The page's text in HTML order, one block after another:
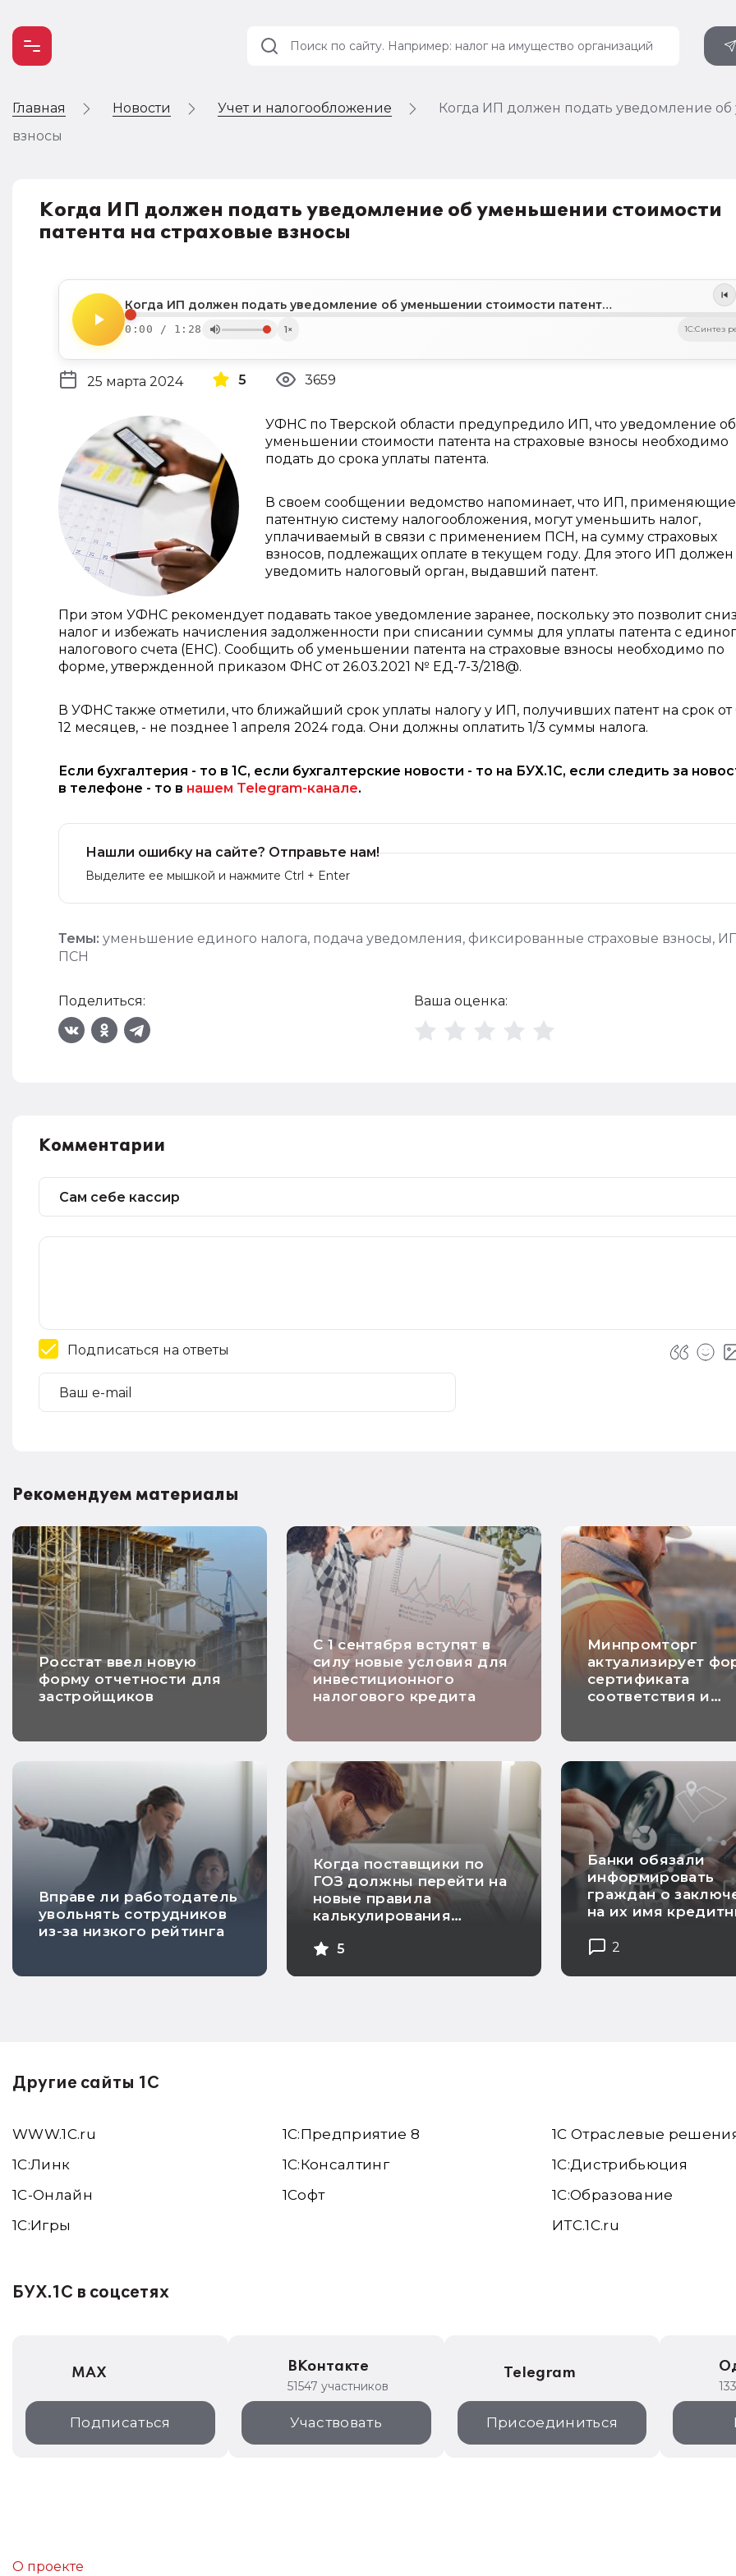
Главная Новости Учет и налогообложение
Когда ИП должен подать уведомление об
взносы
Когда ИП должен подать уведомление об уменьшении стоимости
патента на страховые взносы
Когда ИП должен подать уведомление об уменьшении стоимости патента на страховые взносы
0:00 / 1:28 1× 1C:Синтез
25 марта 2024 5 3659
УФНС по Тверской области предупредило ИП, что уведомление об
уменьшении стоимости патента на страховые взносы необходимо
подать до срока уплаты патента.
В своем сообщении ведомство напоминает, что ИП, применяющие
патентную систему налогообложения, могут уменьшить налог,
уплачиваемый в связи с применением ПСН, на сумму страховых
взносов, подлежащих оплате в текущем году. Для этого ИП должен
уведомить налоговый орган, выдавший патент.
При этом УФНС рекомендует подавать такое уведомление заранее, поскольку это позволит
налог и избежать начисления задолженности при списании суммы для уплаты патента с
налогового счета (ЕНС). Сообщить об уменьшении патента на страховые взносы необходимо по
форме, утвержденной приказом ФНС от 26.03.2021 № ЕД-7-3/218@.
В УФНС также отметили, что ближайший срок уплаты налогу у ИП, получивших патент на срок от
12 месяцев, - не позднее 1 апреля 2024 года. Они должны оплатить 1/3 суммы налога.
Если бухгалтерия - то в 1С, если бухгалтерские новости - то на БУХ.1С, если следить за
в телефоне - то в нашем Telegram-канале.
Нашли ошибку на сайте? Отправьте нам!
Выделите ее мышкой и нажмите Ctrl + Enter
Темы: уменьшение единого налога, подача уведомления, фиксированные страховые взносы,
ПСН
Поделиться: Ваша оценка:
Комментарии
Подписаться на ответы
Рекомендуем материалы
Росстат ввел новую
форму отчетности для
застройщиков
С 1 сентября вступят в
силу новые условия для
инвестиционного
налогового кредита
Минпромторг
актуализирует
сертификата
соответствия и
Вправе ли работодатель
увольнять сотрудников
из-за низкого рейтинга
Когда поставщики по
ГОЗ должны перейти на
новые правила
калькулирования
продукции
5
Банки обязали
информировать
граждан о
на их имя
2
Другие сайты 1С
WWW.1С.ru
1С:Линк
1С-Онлайн
1C:Игры
1С:Предприятие 8
1С:Консалтинг
1Софт
1С Отраслевые
1С:Дистрибьюция
1С:Образование
ИТС.1C.ru
БУХ.1С в соцсетях
MAX
Подписаться
ВКонтакте
51547 участников
Участвовать
Telegram
Присоединиться
О проекте
Учет и
налогообложение